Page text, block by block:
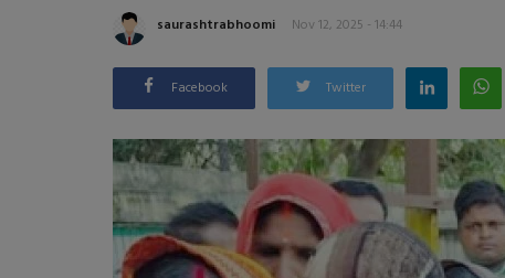
saurashtrabhoomi Nov 12, 2025 - 14:44
Facebook Twitter